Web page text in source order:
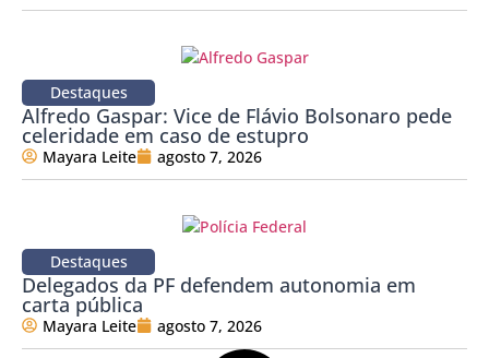
Destaques
Alfredo Gaspar: Vice de Flávio Bolsonaro pede
celeridade em caso de estupro
Mayara Leite agosto 7, 2026
Destaques
Delegados da PF defendem autonomia em
carta pública
Mayara Leite agosto 7, 2026